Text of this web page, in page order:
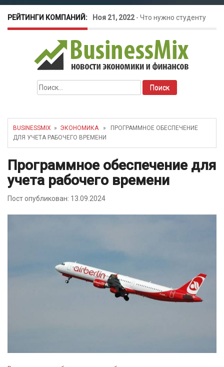
РЕЙТИНГИ КОМПАНИЙ: Ноя 21, 2022- Что нужно студенту
для открытия бизнеса?
Окт 26, 2022-Телефония для
amoCRM: лучшие инструменты для
бизнеса
как защитить свой бизнес?
Найти:
BUSINESSMIX » ЭКОНОМИКА» ПРОГРАММНОЕ ОБЕСПЕЧЕНИЕ
ДЛЯ УЧЕТА РАБОЧЕГО ВРЕМЕНИ
Программное обеспечение для
учета рабочего времени
Пост опубликован: 13.09.2024